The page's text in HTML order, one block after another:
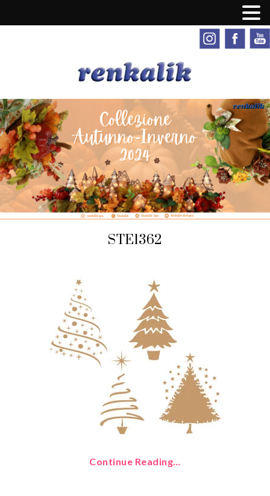
STE1362
Continue Reading…